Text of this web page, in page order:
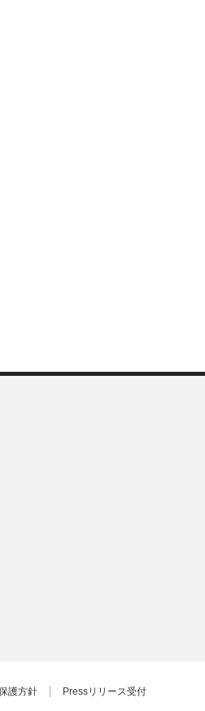
護方針 Pressリリース受付